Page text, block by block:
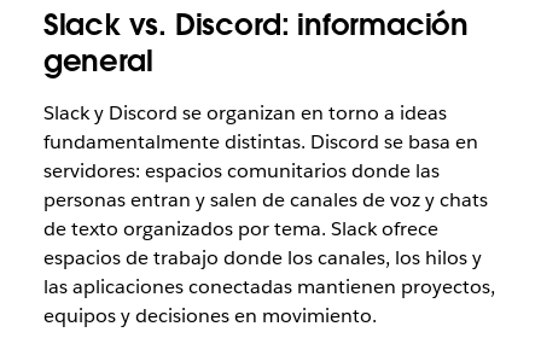
Slack vs. Discord: información
general
Slack y Discord se organizan en torno a ideas
fundamentalmente distintas. Discord se basa en
servidores: espacios comunitarios donde las
personas entran y salen de canales de voz y chats
de texto organizados por tema. Slack ofrece
espacios de trabajo donde los canales, los hilos y
las aplicaciones conectadas mantienen proyectos,
equipos y decisiones en movimiento.